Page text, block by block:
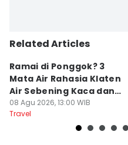
Related Articles
Ramai di Ponggok? 3
Mata Air Rahasia Klaten
Air Sebening Kaca dan
Masih Sepi
08 Agu 2026, 13:00 WIB
Travel